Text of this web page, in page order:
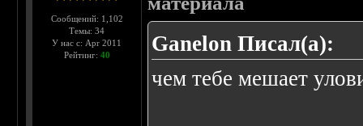
Сообщений: 1,102
Темы: 34
У нас с: Apr 2011
Рейтинг: 40
Ganelon Писал(а):
чем тебе мешает